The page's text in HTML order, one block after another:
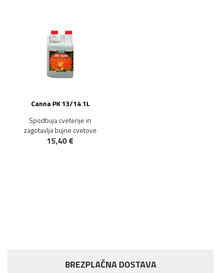
Canna PK 13/14 1L
Spodbuja cvetenje in
zagotavlja bujne cvetove
15,40 €
BREZPLAČNA DOSTAVA